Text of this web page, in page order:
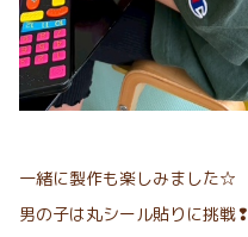
一緒に製作も楽しみました☆
男の子は丸シール貼りに挑戦❢